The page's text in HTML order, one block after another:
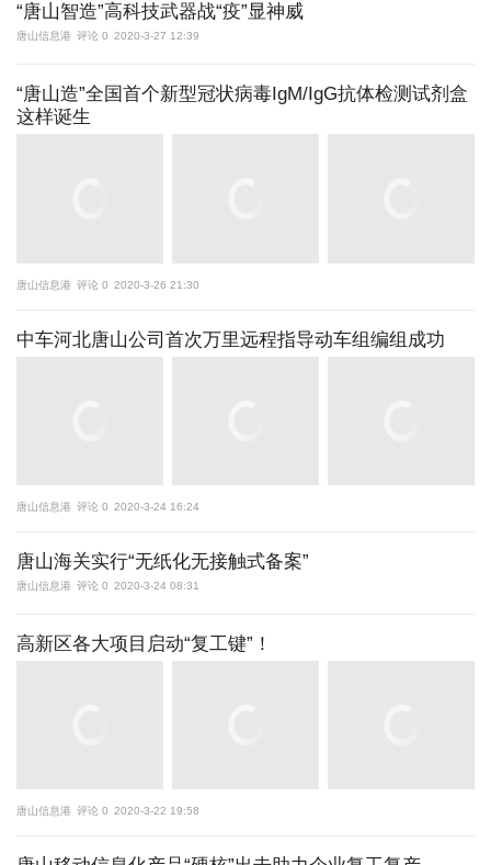
“唐山智造”高科技武器战“疫”显神威
唐山信息港 评论 0 2020-3-27 12:39
“唐山造”全国首个新型冠状病毒IgM/IgG抗体检测试剂盒
这样诞生
唐山信息港 评论 0 2020-3-26 21:30
中车河北唐山公司首次万里远程指导动车组编组成功
唐山信息港 评论 0 2020-3-24 16:24
唐山海关实行“无纸化无接触式备案”
唐山信息港 评论 0 2020-3-24 08:31
高新区各大项目启动“复工键”！
唐山信息港 评论 0 2020-3-22 19:58